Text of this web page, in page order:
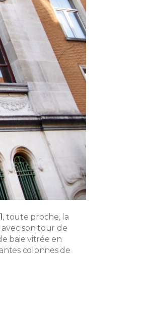
, toute proche, la
son tour de
baie vitrée en
colonnes de